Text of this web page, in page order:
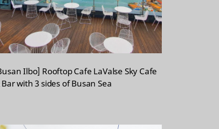
Ilbo] Rooftop Cafe LaValse Sky Cafe
Bar with 3 sides of Busan Sea